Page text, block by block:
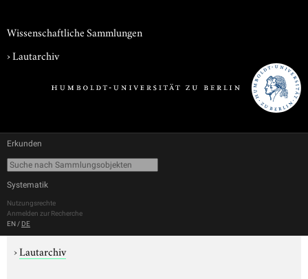
Wissenschaftliche Sammlungen
›Lautarchiv
Erkunden
Systematik
Nutzungsrechte
Anmelden zur Recherche
EN / DE
›Lautarchiv